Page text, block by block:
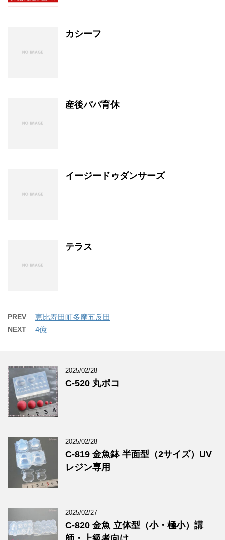
カシーフ
産後パパ育休
イージードゥダンサーズ
テラス
PREV 恵比寿田町多摩五反田
NEXT 4億
2025/02/28
C-520 丸ポコ
2025/02/28
C-819 金魚鉢 半面型（2サイズ）UV
レジン専用
2025/02/27
C-820 金魚 立体型（小・極小）講